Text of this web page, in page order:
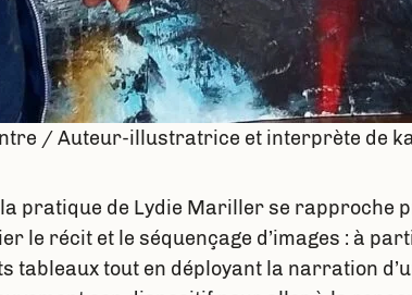
/ Auteur-illustratrice et interprète de
pratique de Lydie Mariller se rapproche
le récit et le séquençage d’images : à
tout en déployant la narration